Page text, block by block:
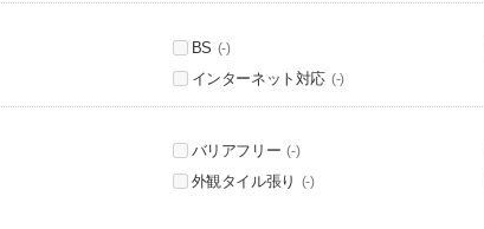
BS (-)
インターネット対応 (-)
バリアフリー (-)
外観タイル張り (-)